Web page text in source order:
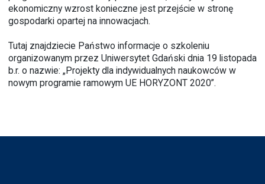
ekonomiczny wzrost konieczne jest przejście w stronę
gospodarki opartej na innowacjach.
Tutaj znajdziecie Państwo informacje o szkoleniu
organizowanym przez Uniwersytet Gdański dnia 19 listopada
b.r. o nazwie: „Projekty dla indywidualnych naukowców w
nowym programie ramowym UE HORYZONT 2020”.